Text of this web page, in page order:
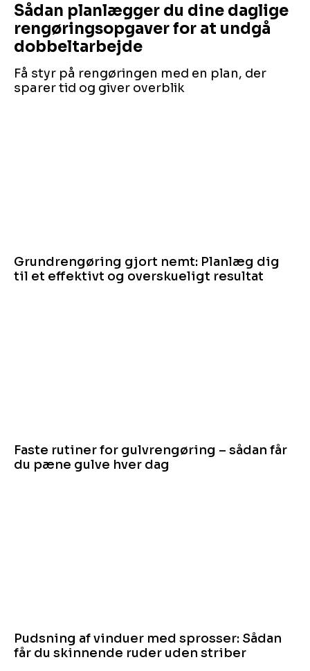
Sådan planlægger du dine daglige
rengøringsopgaver for at undgå
dobbeltarbejde
Få styr på rengøringen med en plan, der
sparer tid og giver overblik
Grundrengøring gjort nemt: Planlæg dig
til et effektivt og overskueligt resultat
Faste rutiner for gulvrengøring – sådan får
du pæne gulve hver dag
Pudsning af vinduer med sprosser: Sådan
får du skinnende ruder uden striber